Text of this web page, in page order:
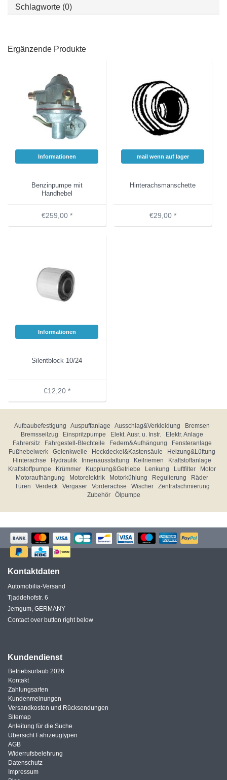
Schlagworte (0)
Ergänzende Produkte
Informationen
Benzinpumpe mit
Handhebel
€259,00 *
mail wenn auf lager
Hinterachsmanschette
€29,00 *
Informationen
Silentblock 10/24
€12,20 *
Aufbaubefestigung Auspuffanlage Ausschlag&Verkleidung
Bremsen
Bremsseilzug
Einspritzpumpe Elekt. Ausr. u. Instr.
Elektr. Anlage
Fahrersitz
Fahrgestell-Blechteile Federn&Aufhängung
Fensteranlage
Fußhebelwerk
Gelenkwelle Heckdeckel&Kastensäule
Heizung&Lüftung
Hinterachse
Hydraulik Innenausstattung Keilriemen
Kraftstoffanlage
Kraftstoffpumpe
Krümmer Kupplung&Getriebe Lenkung Luftfilter
Motor
Motoraufhängung
Motorelektrik Motorkühlung Regulierung
Räder
Türen
Verdeck Vergaser Vorderachse Wischer
Zentralschmierung
Zubehör
Ölpumpe
Kontaktdaten
Automobilia-Versand
Tjaddehofstr. 6
Jemgum, GERMANY
Contact over button right below
Kundendienst
Betriebsurlaub 2026
Kontakt
Zahlungsarten
Kundenmeinungen
Versandkosten und Rücksendungen
Sitemap
Anleitung für die Suche
Übersicht Fahrzeugtypen
AGB
Widerrufsbelehrung
Datenschutz
Impressum